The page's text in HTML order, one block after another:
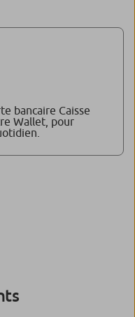
bancaire Caisse
Wallet, pour